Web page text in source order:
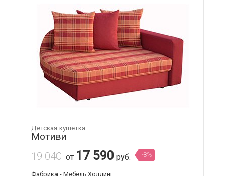
Детская кушетка
Мотиви
19 040 от 17 590 руб. -8%
Фабрика - Мебель Холдинг